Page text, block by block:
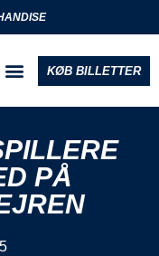
KØB BILLETTER
PÅ